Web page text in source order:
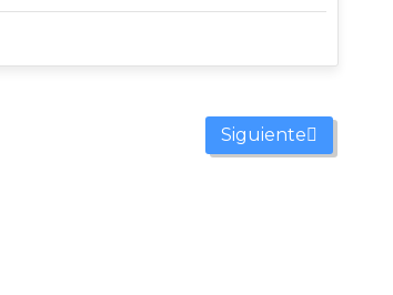
Siguiente